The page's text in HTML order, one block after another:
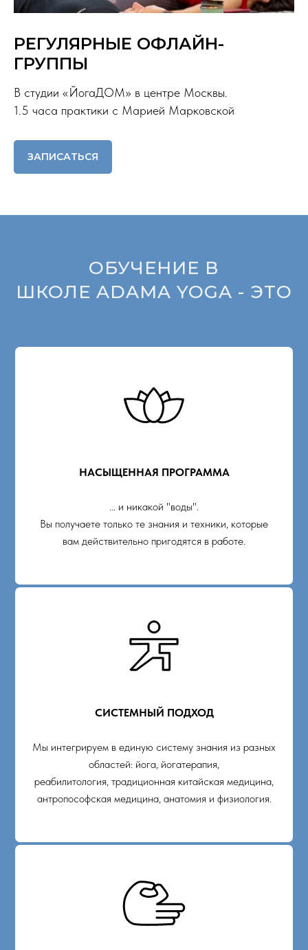
РЕГУЛЯРНЫЕ ОФЛАЙН-
ГРУППЫ
В студии «ЙогаДОМ» в центре Москвы.
1.5 часа практики с Марией Марковской
ЗАПИСАТЬСЯ
ОБУЧЕНИЕ В
ШКОЛЕ ADAMA YOGA - ЭТО
НАСЫЩЕННАЯ ПРОГРАММА
... и никакой "воды".
Вы получаете только те знания и техники, которые
вам действительно пригодятся в работе.
СИСТЕМНЫЙ ПОДХОД
Мы интегрируем в единую систему знания из разных
областей: йога, йогатерапия,
реабилитология, традиционная китайская медицина,
антропософская медицина, анатомия и физиология.